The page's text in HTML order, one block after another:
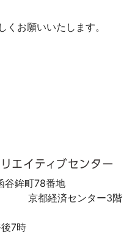
お願いいたします。
谷鉾町78番地
京都経済センター3階
7時